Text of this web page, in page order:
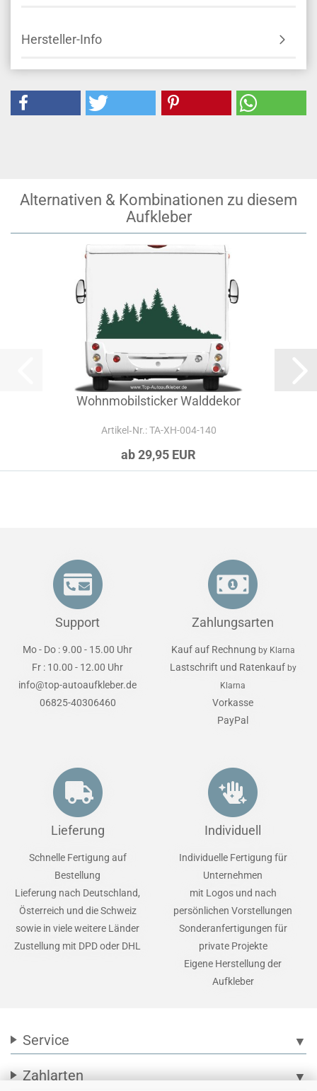
Hersteller-Info
Alternativen & Kombinationen zu diesem
Aufkleber
Wohnmobilsticker Walddekor
Artikel‑Nr.: TA-XH-004-140
ab 29,95 EUR
Support
Mo - Do : 9.00 - 15.00 Uhr
Fr : 10.00 - 12.00 Uhr
info@top-autoaufkleber.de
06825-40306460
Zahlungsarten
Kauf auf Rechnung by Klarna
Lastschrift und Ratenkauf by
Klarna
Vorkasse
PayPal
Lieferung
Schnelle Fertigung auf
Bestellung
Lieferung nach Deutschland,
Österreich und die Schweiz
sowie in viele weitere Länder
Zustellung mit DPD oder DHL
Individuell
Individuelle Fertigung für
Unternehmen
mit Logos und nach
persönlichen Vorstellungen
Sonderanfertigungen für
private Projekte
Eigene Herstellung der
Aufkleber
Service ▼
Zahlarten ▼